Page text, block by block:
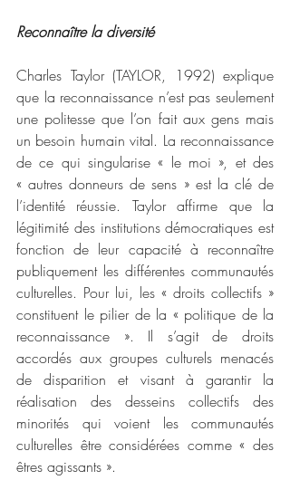
Reconnaître la diversité
Charles Taylor (TAYLOR, 1992) explique
que la reconnaissance n’est pas seulement
une politesse que l’on fait aux gens mais
un besoin humain vital. La reconnaissance
de ce qui singularise « le moi », et des
« autres donneurs de sens » est la clé de
l’identité réussie. Taylor affirme que la
légitimité des institutions démocratiques est
fonction de leur capacité à reconnaître
publiquement les différentes communautés
culturelles. Pour lui, les « droits collectifs »
constituent le pilier de la « politique de la
reconnaissance ». Il s’agit de droits
accordés aux groupes culturels menacés
de disparition et visant à garantir la
réalisation des desseins collectifs des
minorités qui voient les communautés
culturelles être considérées comme « des
êtres agissants ».